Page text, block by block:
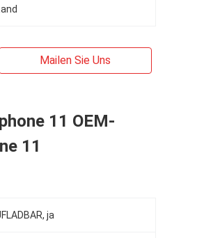
Mailen Sie Uns
11 OEM-
11
ja